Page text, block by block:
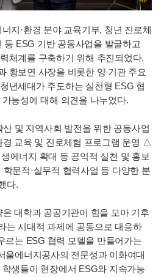
지·환경 분야 교육기부, 청년 진로체
등 ESG 기반 공동사업을 발굴하고
체계를 구축하기 위해 추진되었다.
황보연 사장을 비롯한 양 기관 주요
년세대가 주도하는 실천형 ESG 협
능성에 대해 의견을 나누었다.
및 지역사회 발전을 위한 공동사업
교육 및 진로체험 프로그램 운영 △
에너지 확대 등 공익적 실천 및 홍보
문적·실무적 협력사업 등 다양한 분
다.
은 대학과 공공기관이 힘을 모아 기후
는 시대적 과제에 공동으로 대응하
르는 ESG 협력 모델을 만들어가는
울에너지공사의 전문성과 이화여대
생들이 현장에서 ESG와 지속가능